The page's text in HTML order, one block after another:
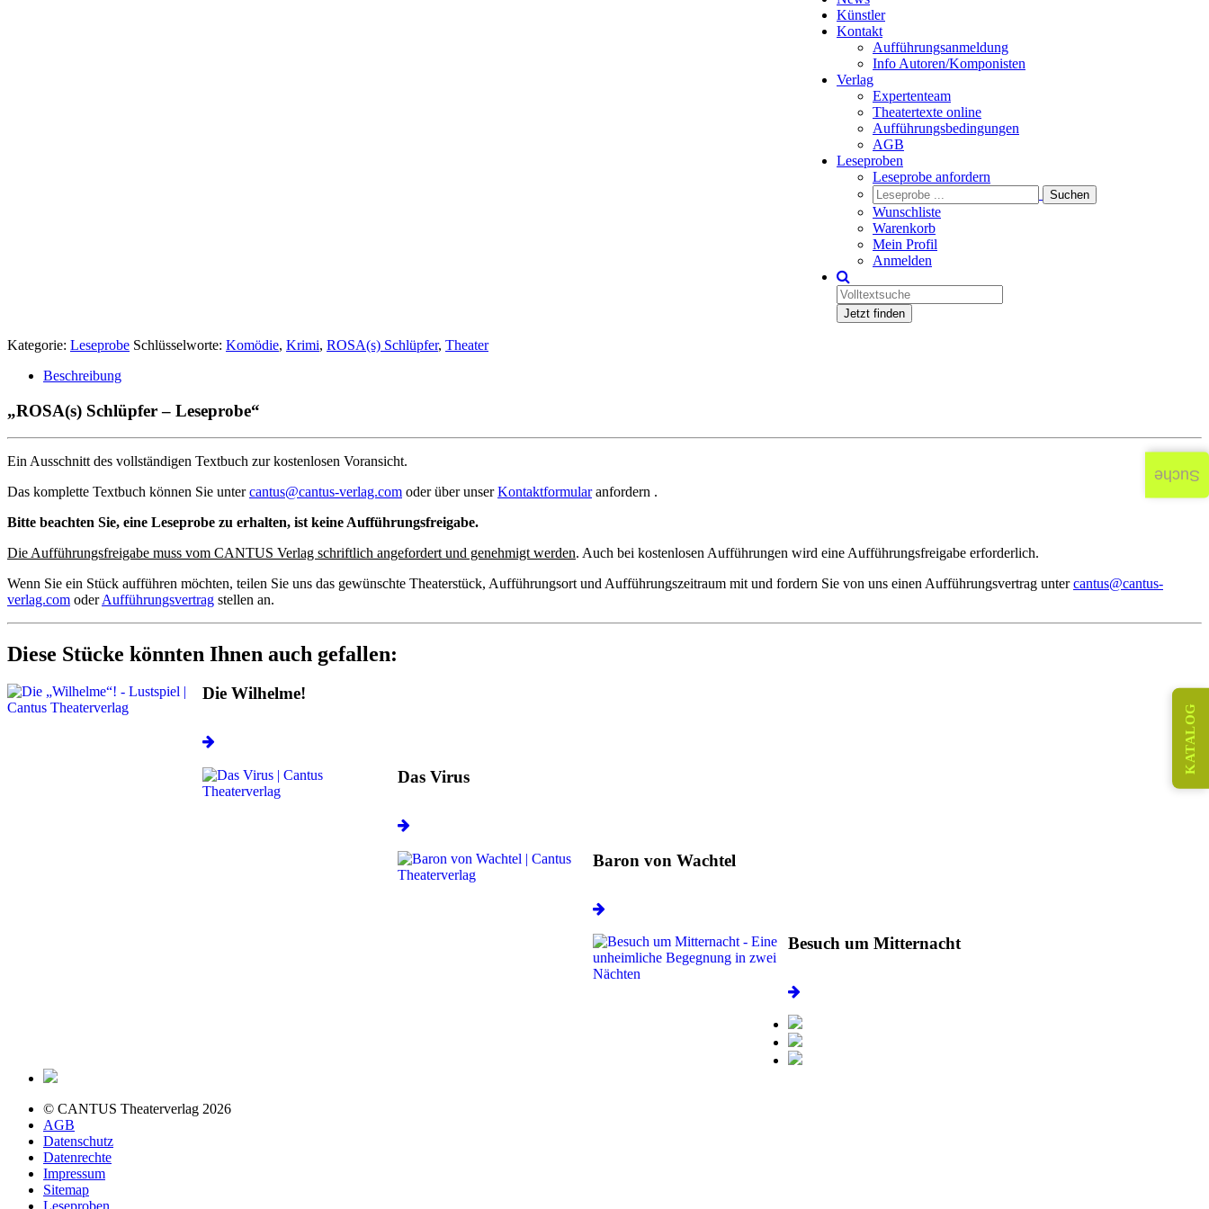
Künstler
Kontakt
Aufführungsanmeldung
Info Autoren/Komponisten
Verlag
Expertenteam
Theatertexte online
Aufführungsbedingungen
AGB
Leseproben
Leseprobe anfordern
Wunschliste
Warenkorb
Mein Profil
Anmelden
Jetzt finden
Kategorie: Leseprobe Schlüsselworte: Komödie, Krimi, ROSA(s) Schlüpfer, Theater
Beschreibung
„ROSA(s) Schlüpfer – Leseprobe“
Ein Ausschnitt des vollständigen Textbuch zur kostenlosen Voransicht.
Das komplette Textbuch können Sie untercantus@cantus-verlag.com oder über unserKontaktformularanfordern .
Bitte beachten Sie, eine Leseprobe zu erhalten, ist keine Aufführungsfreigabe.
Die Aufführungsfreigabe muss vom CANTUS Verlag schriftlich angefordert und genehmigt werden. Auch bei kostenlosen Aufführungen wird eine Aufführungsfreigabe erforderlich.
Wenn Sie ein Stück aufführen möchten, teilen Sie uns das gewünschte Theaterstück, Aufführungsort und Aufführungszeitraum mit und fordern Sie von uns einen Aufführungsvertrag untercantus@cantus-
verlag.com oderAufführungsvertrag stellen an.
Diese Stücke könnten Ihnen auch gefallen:
Die Wilhelme!
Das Virus
Baron von Wachtel
Besuch um Mitternacht
© CANTUS Theaterverlag 2026
AGB
Datenschutz
Datenrechte
Impressum
Sitemap
KATALOG
Suche